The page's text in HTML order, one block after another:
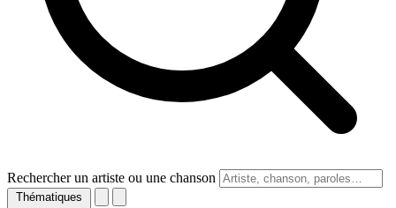
Rechercher un artiste ou une chanson
Thématiques